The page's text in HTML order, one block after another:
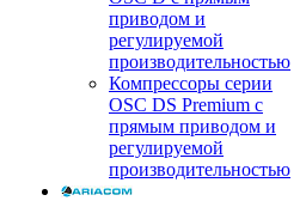
приводом и
регулируемой
производительностью
Компрессоры серии
OSC DS Premium с
прямым приводом и
регулируемой
производительностью